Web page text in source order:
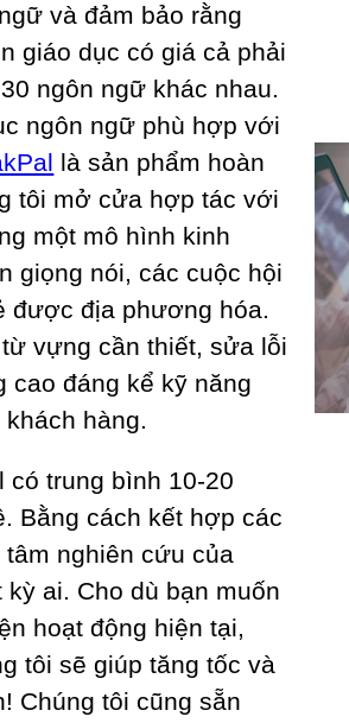
và đảm bảo rằng
giáo dục có giá cả phải
ngôn ngữ khác nhau.
ngôn ngữ phù hợp với
là sản phẩm hoàn
tôi mở cửa hợp tác với
một mô hình kinh
giọng nói, các cuộc hội
được địa phương hóa.
vựng cần thiết, sửa lỗi
cao đáng kể kỹ năng
hàng.
có trung bình 10-20
Bằng cách kết hợp các
nghiên cứu của
ai. Cho dù bạn muốn
hoạt động hiện tại,
tôi sẽ giúp tăng tốc và
Chúng tôi cũng sẵn